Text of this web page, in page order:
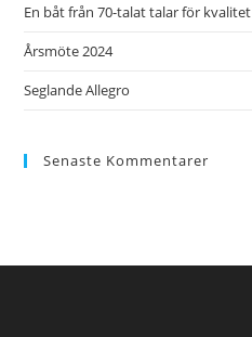
En båt från 70-talat talar för kvalitet
Årsmöte 2024
Seglande Allegro
Senaste Kommentarer